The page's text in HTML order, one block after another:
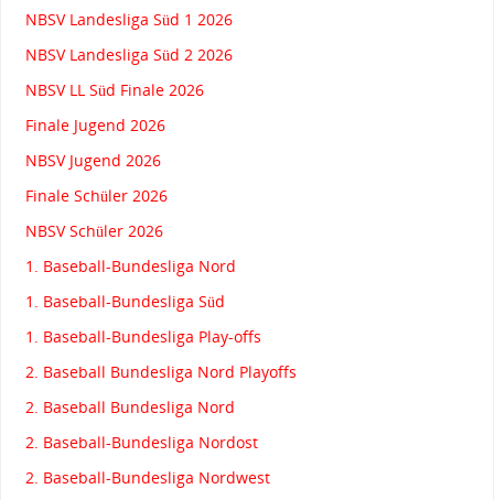
NBSV Landesliga Süd 1 2026
NBSV Landesliga Süd 2 2026
NBSV LL Süd Finale 2026
Finale Jugend 2026
NBSV Jugend 2026
Finale Schüler 2026
NBSV Schüler 2026
1. Baseball-Bundesliga Nord
1. Baseball-Bundesliga Süd
1. Baseball-Bundesliga Play-offs
2. Baseball Bundesliga Nord Playoffs
2. Baseball Bundesliga Nord
2. Baseball-Bundesliga Nordost
2. Baseball-Bundesliga Nordwest